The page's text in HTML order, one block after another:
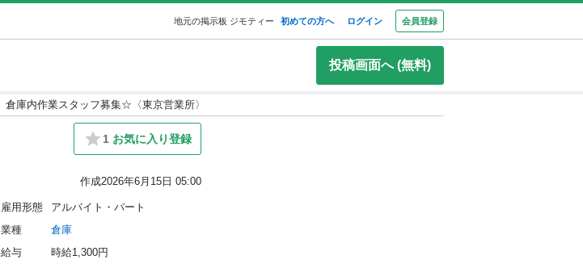
地元の掲示板 ジモティー 初めての方へ ログイン 会員登録
投稿画面へ (無料)
倉庫内作業スタッフ募集☆〈東京営業所〉
1 お気に入り登録
作成2026年6月15日 05:00
雇用形態
アルバイト・パート
業種
倉庫
給与
時給1,300円